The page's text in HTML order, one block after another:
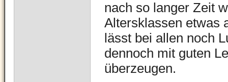
nach so langer Zeit
Altersklassen etwas
lässt bei allen noch
dennoch mit guten
überzeugen.